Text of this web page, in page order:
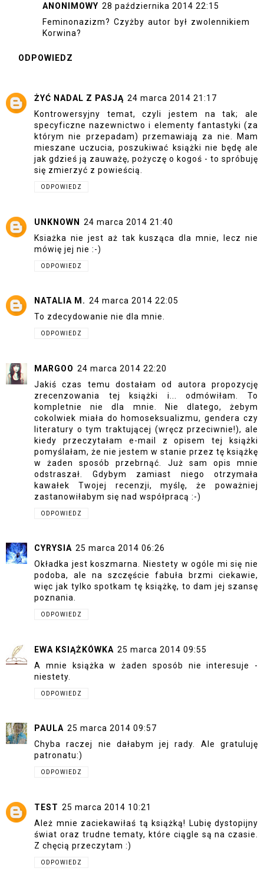
ANONIMOWY 28 października 2014 22:15
Feminonazizm? Czyżby autor był zwolennikiem
Korwina?
ODPOWIEDZ
ŻYĆ NADAL Z PASJĄ 24 marca 2014 21:17
Kontrowersyjny temat, czyli jestem na tak; ale
specyficzne nazewnictwo i elementy fantastyki (za
którym nie przepadam) przemawiają za nie. Mam
mieszane uczucia, poszukiwać książki nie będę ale
jak gdzieś ją zauważę, pożyczę o kogoś - to spróbuję
się zmierzyć z powieścią.
ODPOWIEDZ
UNKNOWN
24 marca 2014 21:40
Ksiażka nie jest aż tak kusząca dla mnie, lecz nie
mówię jej nie :-)
ODPOWIEDZ
NATALIA M. 24 marca 2014 22:05
To zdecydowanie nie dla mnie.
ODPOWIEDZ
MARGOO 24 marca 2014 22:20
Jakiś czas temu dostałam od autora propozycję
zrecenzowania tej książki i... odmówiłam. To
kompletnie nie dla mnie. Nie dlatego, żebym
cokolwiek miała do homoseksualizmu, gendera czy
literatury o tym traktującej (wręcz przeciwnie!), ale
kiedy przeczytałam e-mail z opisem tej książki
pomyślałam, że nie jestem w stanie przez tę książkę
w żaden sposób przebrnąć. Już sam opis mnie
odstraszał. Gdybym zamiast niego otrzymała
kawałek Twojej recenzji, myślę, że poważniej
zastanowiłabym się nad współpracą :-)
ODPOWIEDZ
CYRYSIA 25 marca 2014 06:26
Okładka jest koszmarna. Niestety w ogóle mi się nie
podoba, ale na szczęście fabuła brzmi ciekawie,
więc jak tylko spotkam tę książkę, to dam jej szansę
poznania.
ODPOWIEDZ
EWA KSIĄŻKÓWKA 25 marca 2014 09:55
A mnie książka w żaden sposób nie interesuje -
niestety.
ODPOWIEDZ
PAULA 25 marca 2014 09:57
Chyba raczej nie dałabym jej rady. Ale gratuluję
patronatu:)
ODPOWIEDZ
TEST 25 marca 2014 10:21
Ależ mnie zaciekawiłaś tą książką! Lubię dystopijny
świat oraz trudne tematy, które ciągle są na czasie.
Z chęcią przeczytam :)
ODPOWIEDZ